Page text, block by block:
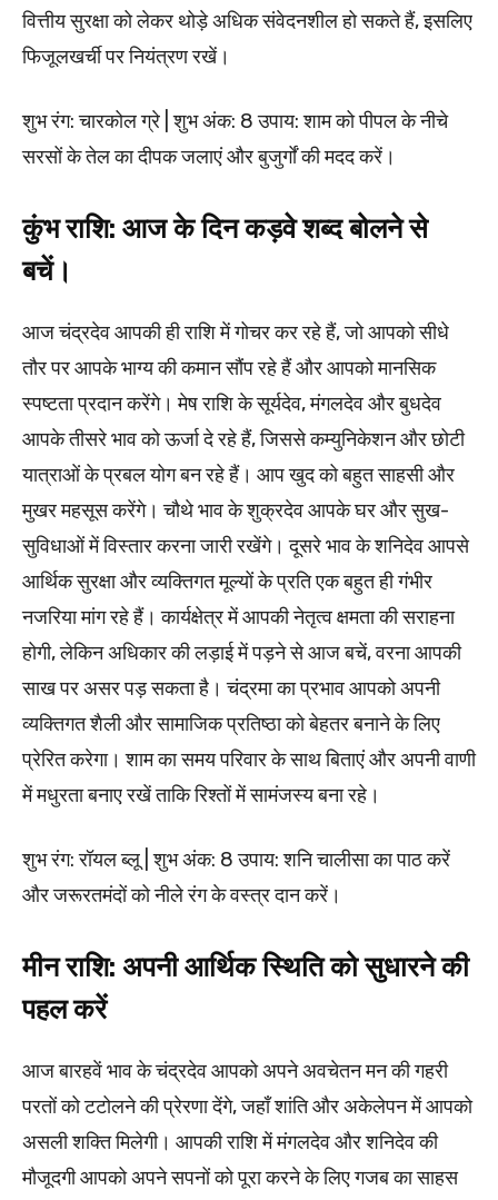
वित्तीय सुरक्षा को लेकर थोड़े अधिक संवेदनशील हो सकते हैं, इसलिए
फिजूलखर्ची पर नियंत्रण रखें।
शुभ रंग: चारकोल ग्रे | शुभ अंक: 8 उपाय: शाम को पीपल के नीचे
सरसों के तेल का दीपक जलाएं और बुजुर्गों की मदद करें।
कुंभ राशि: आज के दिन कड़वे शब्द बोलने से
बचें।
आज चंद्रदेव आपकी ही राशि में गोचर कर रहे हैं, जो आपको सीधे
तौर पर आपके भाग्य की कमान सौंप रहे हैं और आपको मानसिक
स्पष्टता प्रदान करेंगे। मेष राशि के सूर्यदेव, मंगलदेव और बुधदेव
आपके तीसरे भाव को ऊर्जा दे रहे हैं, जिससे कम्युनिकेशन और छोटी
यात्राओं के प्रबल योग बन रहे हैं। आप खुद को बहुत साहसी और
मुखर महसूस करेंगे। चौथे भाव के शुक्रदेव आपके घर और सुख-
सुविधाओं में विस्तार करना जारी रखेंगे। दूसरे भाव के शनिदेव आपसे
आर्थिक सुरक्षा और व्यक्तिगत मूल्यों के प्रति एक बहुत ही गंभीर
नजरिया मांग रहे हैं। कार्यक्षेत्र में आपकी नेतृत्व क्षमता की सराहना
होगी, लेकिन अधिकार की लड़ाई में पड़ने से आज बचें, वरना आपकी
साख पर असर पड़ सकता है। चंद्रमा का प्रभाव आपको अपनी
व्यक्तिगत शैली और सामाजिक प्रतिष्ठा को बेहतर बनाने के लिए
प्रेरित करेगा। शाम का समय परिवार के साथ बिताएं और अपनी वाणी
में मधुरता बनाए रखें ताकि रिश्तों में सामंजस्य बना रहे।
शुभ रंग: रॉयल ब्लू | शुभ अंक: 8 उपाय: शनि चालीसा का पाठ करें
और जरूरतमंदों को नीले रंग के वस्त्र दान करें।
मीन राशि: अपनी आर्थिक स्थिति को सुधारने की
पहल करें
आज बारहवें भाव के चंद्रदेव आपको अपने अवचेतन मन की गहरी
परतों को टटोलने की प्रेरणा देंगे, जहाँ शांति और अकेलेपन में आपको
असली शक्ति मिलेगी। आपकी राशि में मंगलदेव और शनिदेव की
मौजूदगी आपको अपने सपनों को पूरा करने के लिए गजब का साहस